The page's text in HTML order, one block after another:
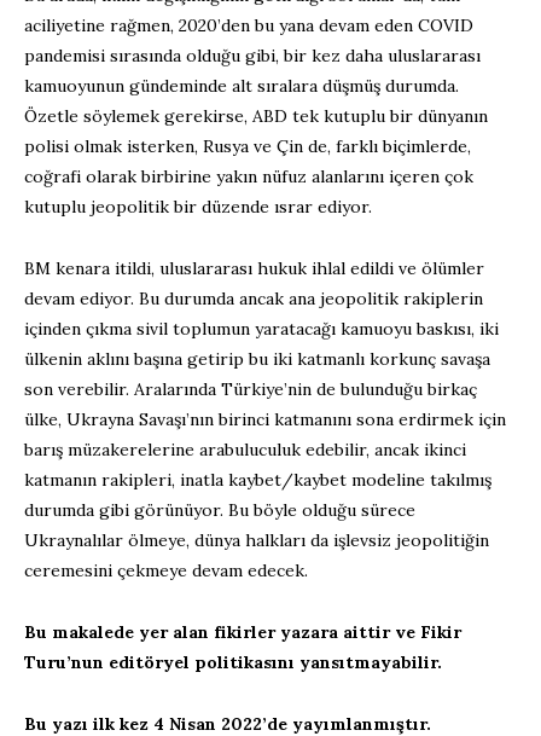
aciliyetine rağmen, 2020’den bu yana devam eden COVID
pandemisi sırasında olduğu gibi, bir kez daha uluslararası
kamuoyunun gündeminde alt sıralara düşmüş durumda.
Özetle söylemek gerekirse, ABD tek kutuplu bir dünyanın
polisi olmak isterken, Rusya ve Çin de, farklı biçimlerde,
coğrafi olarak birbirine yakın nüfuz alanlarını içeren çok
kutuplu jeopolitik bir düzende ısrar ediyor.
BM kenara itildi, uluslararası hukuk ihlal edildi ve ölümler
devam ediyor. Bu durumda ancak ana jeopolitik rakiplerin
içinden çıkma sivil toplumun yaratacağı kamuoyu baskısı, iki
ülkenin aklını başına getirip bu iki katmanlı korkunç savaşa
son verebilir. Aralarında Türkiye’nin de bulunduğu birkaç
ülke, Ukrayna Savaşı’nın birinci katmanını sona erdirmek için
barış müzakerelerine arabuluculuk edebilir, ancak ikinci
katmanın rakipleri, inatla kaybet/kaybet modeline takılmış
durumda gibi görünüyor. Bu böyle olduğu sürece
Ukraynalılar ölmeye, dünya halkları da işlevsiz jeopolitiğin
ceremesini çekmeye devam edecek.
Bu makalede yer alan fikirler yazara aittir ve Fikir
Turu’nun editöryel politikasını yansıtmayabilir.
Bu yazı ilk kez 4 Nisan 2022’de yayımlanmıştır.